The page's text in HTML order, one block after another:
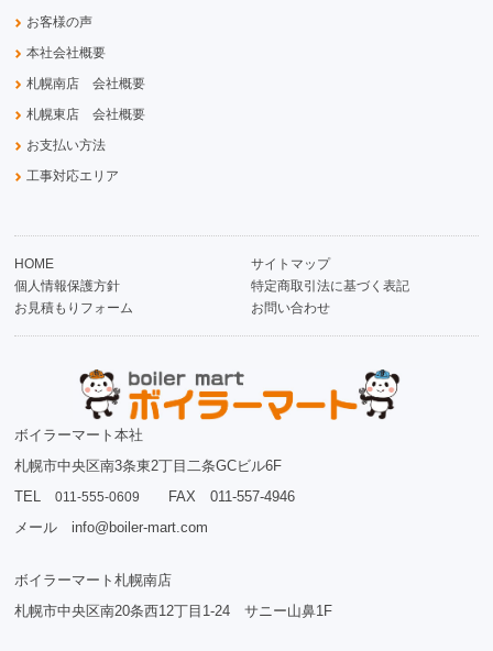
お客様の声
本社会社概要
札幌南店 会社概要
札幌東店 会社概要
お支払い方法
工事対応エリア
HOME
サイトマップ
個人情報保護方針
特定商取引法に基づく表記
お見積もりフォーム
お問い合わせ
ボイラーマート本社
札幌市中央区南3条東2丁目二条GCビル6F
TEL011-555-0609
FAX 011-557-4946
メール info@boiler-mart.com
ボイラーマート札幌南店
札幌市中央区南20条西12丁目1-24 サニー山鼻1F